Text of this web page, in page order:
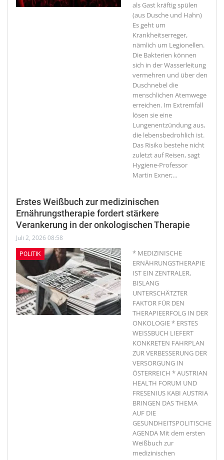
als Gast kräftig spülen
(aus Dusche und Hahn)
Es geht um
Krankheitserreger,
nämlich um Legionellen.
Die Bakterien können
sich in der Wasserleitung
vermehren und über den
Duschnebel die
menschlichen Atemwege
erreichen. Im Extremfall
lösen sie eine
Lungenentzündung aus,
die lebensbedrohlich ist.
Das Risiko bestehe nicht
zuletzt auf Reisen, sagt
Hygiene-Professor
Martin Exner;…
Erstes Weißbuch zur medizinischen
Ernährungstherapie fordert stärkere
Verankerung in der onkologischen Therapie
Juli 2, 2026 08:58
POLITIK
* MEDIZINISCHE
ERNÄHRUNGSTHERAPIE
IST EIN ZENTRALER,
BISLANG
UNTERSCHÄTZTER
FAKTOR FÜR DEN
THERAPIEERFOLG IN DER
ONKOLOGIE * ERSTES
WEISSBUCH LIEFERT
KONKRETEN FAHRPLAN
ZUR VERBESSERUNG DER
VERSORGUNG IN
ÖSTERREICH * AUSTRIAN
HEALTH FORUM UND
FRESENIUS KABI AUSTRIA
BRINGEN DAS THEMA
AUF DIE
GESUNDHEITSPOLITISCHE
AGENDA Mit dem ersten
Weißbuch zur
medizinischen